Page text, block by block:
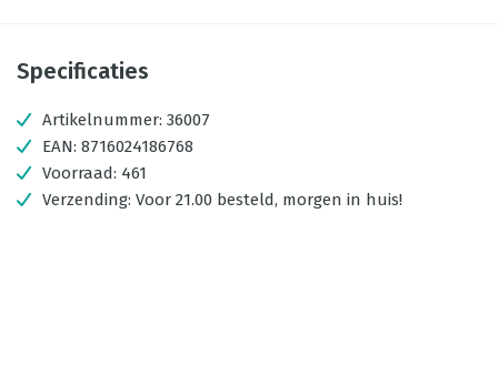
Specificaties
Artikelnummer: 36007
EAN: 8716024186768
Voorraad: 461
Verzending: Voor 21.00 besteld, morgen in huis!